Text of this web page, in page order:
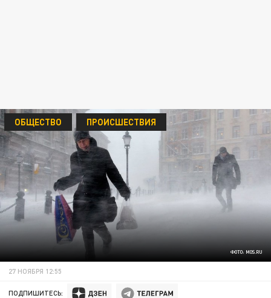
ФОТО: MOS.RU
ОБЩЕСТВО ПРОИСШЕСТВИЯ
27 НОЯБРЯ 12:55
ПОДПИШИТЕСЬ: